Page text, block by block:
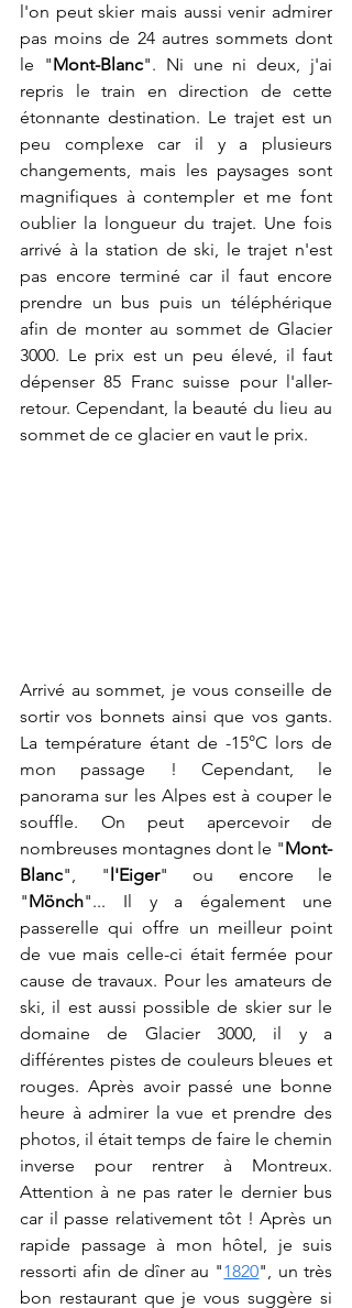
l'on peut skier mais aussi venir admirer
pas moins de 24 autres sommets dont
le "Mont-Blanc". Ni une ni deux, j'ai
repris le train en direction de cette
étonnante destination. Le trajet est un
peu complexe car il y a plusieurs
changements, mais les paysages sont
magnifiques à contempler et me font
oublier la longueur du trajet. Une fois
arrivé à la station de ski, le trajet n'est
pas encore terminé car il faut encore
prendre un bus puis un téléphérique
afin de monter au sommet de Glacier
3000. Le prix est un peu élevé, il faut
dépenser 85 Franc suisse pour l'aller-
retour. Cependant, la beauté du lieu au
sommet de ce glacier en vaut le prix.
Arrivé au sommet, je vous conseille de
sortir vos bonnets ainsi que vos gants.
La température étant de -15°C lors de
mon passage ! Cependant, le
panorama sur les Alpes est à couper le
souffle. On peut apercevoir de
nombreuses montagnes dont le "Mont-
Blanc", " l'Eiger" ou encore le
"Mönch"... Il y a également une
passerelle qui offre un meilleur point
de vue mais celle-ci était fermée pour
cause de travaux. Pour les amateurs de
ski, il est aussi possible de skier sur le
domaine de Glacier 3000, il y a
différentes pistes de couleurs bleues et
rouges. Après avoir passé une bonne
heure à admirer la vue et prendre des
photos, il était temps de faire le chemin
inverse pour rentrer à Montreux.
Attention à ne pas rater le dernier bus
car il passe relativement tôt ! Après un
rapide passage à mon hôtel, je suis
ressorti afin de dîner au "1820", un très
bon restaurant que je vous suggère si